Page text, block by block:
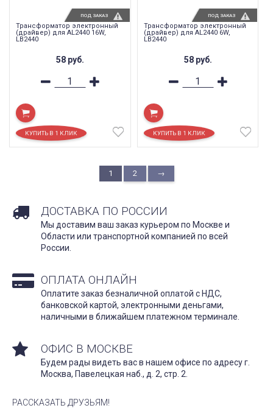
Трансформатор электронный
(драйвер) для AL2440 16W,
LB2440
58 руб.
ПОД ЗАКАЗ
Трансформатор электронный
(драйвер) для AL2440 6W,
LB2440
58 руб.
ПОД ЗАКАЗ
1 2 →
ДОСТАВКА ПО РОССИИ
Мы доставим ваш заказ курьером по Москве и
Области или транспортной компанией по всей
России.
ОПЛАТА ОНЛАЙН
Оплатите заказ безналичной оплатой с НДС,
банковской картой, электронными деньгами,
наличными в ближайшем платежном терминале.
ОФИС В МОСКВЕ
Будем рады видеть вас в нашем офисе по адресу г.
Москва, Павелецкая наб., д. 2, стр. 2.
РАССКАЗАТЬ ДРУЗЬЯМ!